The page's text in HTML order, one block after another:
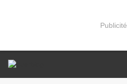
Publicité